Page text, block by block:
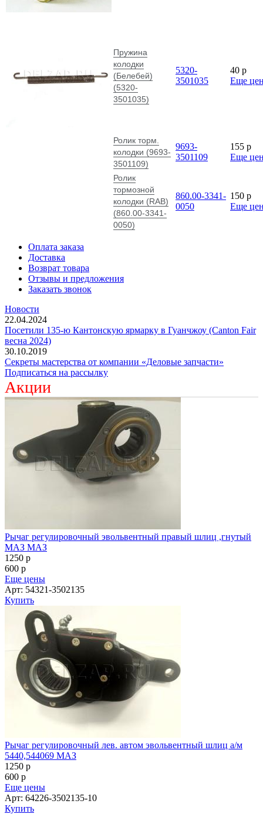
Пружина
колодки
(Белебей)
(5320-
3501035)
5320-
3501035
40 p
Еще
Ролик торм.
колодки (9693-
3501109)
9693-
3501109
155 p
Еще
Ролик
тормозной
колодки (RAB)
(860.00-3341-
0050)
860.00-3341-
0050
150 p
Еще
Оплата заказа
Доставка
Возврат товара
Отзывы и предложения
Заказать звонок
Новости
22.04.2024
Посетили 135-ю Кантонскую ярмарку в Гуанчжоу (Canton Fair
весна 2024)
30.10.2019
Секреты мастерства от компании «Деловые запчасти»
Подписаться на рассылку
Акции
Рычаг регулировочный эвольвентный правый шлиц ,гнутый
МАЗ МАЗ
1250 p
600 p
Еще цены
Арт: 54321-3502135
Купить
Рычаг регулировочный лев. автом эвольвентный шлиц а/м
5440,544069 МАЗ
1250 p
600 p
Еще цены
Арт: 64226-3502135-10
Купить